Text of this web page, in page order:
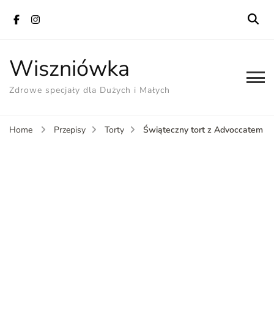
Wiszniówka
Zdrowe specjały dla Dużych i Małych
Home Przepisy Torty Świąteczny tort z Advoccatem